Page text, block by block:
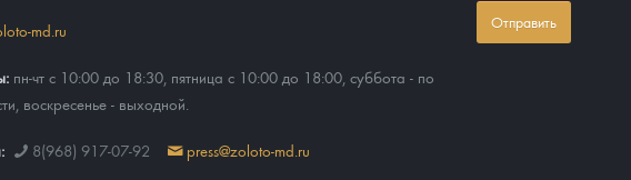
md.ru
пн-чт с 10:00 до 18:30, пятница с 10:00 до 18:00, суббота - по
воскресенье - выходной.
8(968) 917-07-92 press@zoloto-md.ru
Отправить